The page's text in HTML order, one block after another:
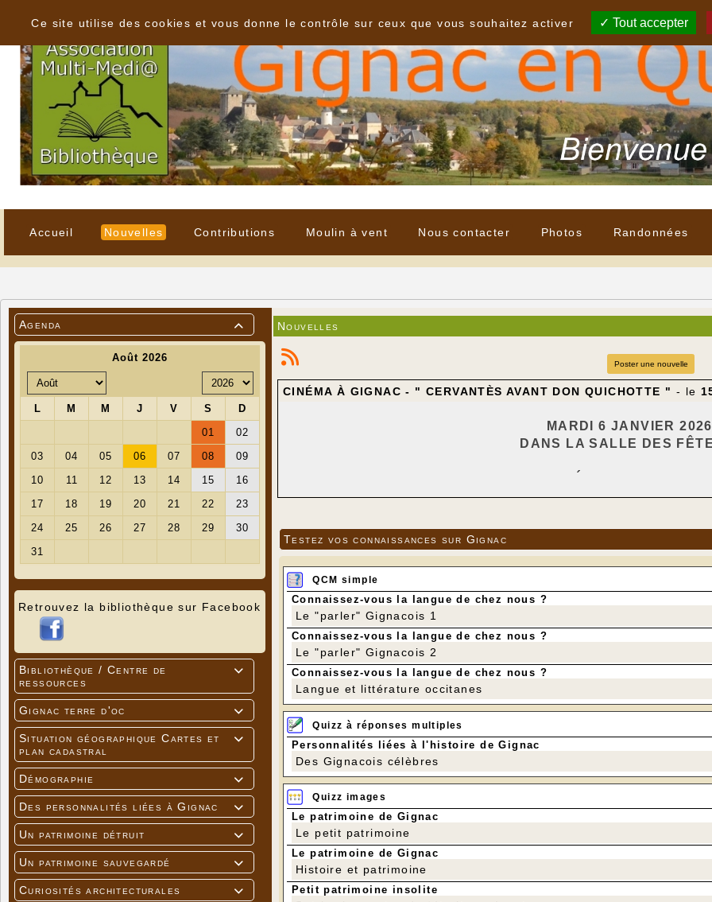
Accueil Nouvelles Contributions Moulin à vent Nous contacter Photos Randonnées

Agenda
Retrouvez la bibliothèque sur Facebook

Bibliothèque / Centre de
ressources

Gignac terre d'oc

Situation géographique Cartes et
plan cadastral

Démographie

Des personnalités liées à Gignac

Un patrimoine détruit

Un patrimoine sauvegardé

Curiosités architecturales
Nouvelles
Poster une nouvelle
CINÉMA À GIGNAC - " CERVANTÈS AVANT DON QUICHOTTE " - le
MARDI 6 JANVIER
DANS LA SALLE DES
avec JULIO PE
---
Testez vos connaissances sur Gignac
QCM simple
Connaissez-vous la langue de chez nous ?
Le "parler" Gignacois 1
Connaissez-vous la langue de chez nous ?
Le "parler" Gignacois 2
Connaissez-vous la langue de chez nous ?
Langue et littérature occitanes
Quizz à réponses multiples
Personnalités liées à l'histoire de Gignac
Des Gignacois célèbres
Quizz images
Le patrimoine de Gignac
Le petit patrimoine
Le patrimoine de Gignac
Histoire et patrimoine
Petit patrimoine insolite
Ce site utilise des cookies et vous donne le contrôle sur ceux que vous souhaitez activer
Tout accepter